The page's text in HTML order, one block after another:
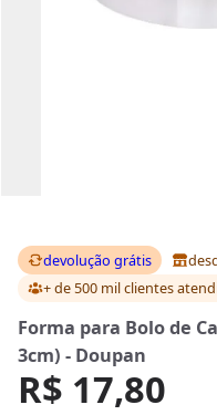
devolução grátis
+ de 500 mil clientes
Forma para Bolo de
3cm) - Doupan
R$ 17,80